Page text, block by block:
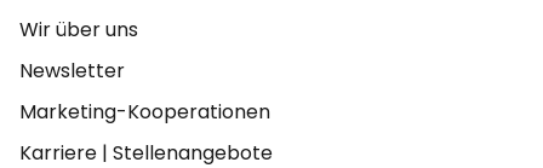
Wir über uns
Newsletter
Marketing-Kooperationen
Karriere | Stellenangebote